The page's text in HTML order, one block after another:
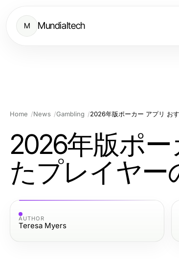
M Mundialtech
Home News Gambling
2026年版ポ
たプレイヤー
AUTHOR
Teresa Myers